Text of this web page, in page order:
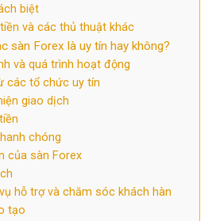
biệt
và các thủ thuật khác
sàn Forex là uy tín hay không?
và quá trình hoạt động
các tổ chức uy tín
giao dịch
chóng
của sàn Forex
hỗ trợ và chăm sóc khách hàn
tạo